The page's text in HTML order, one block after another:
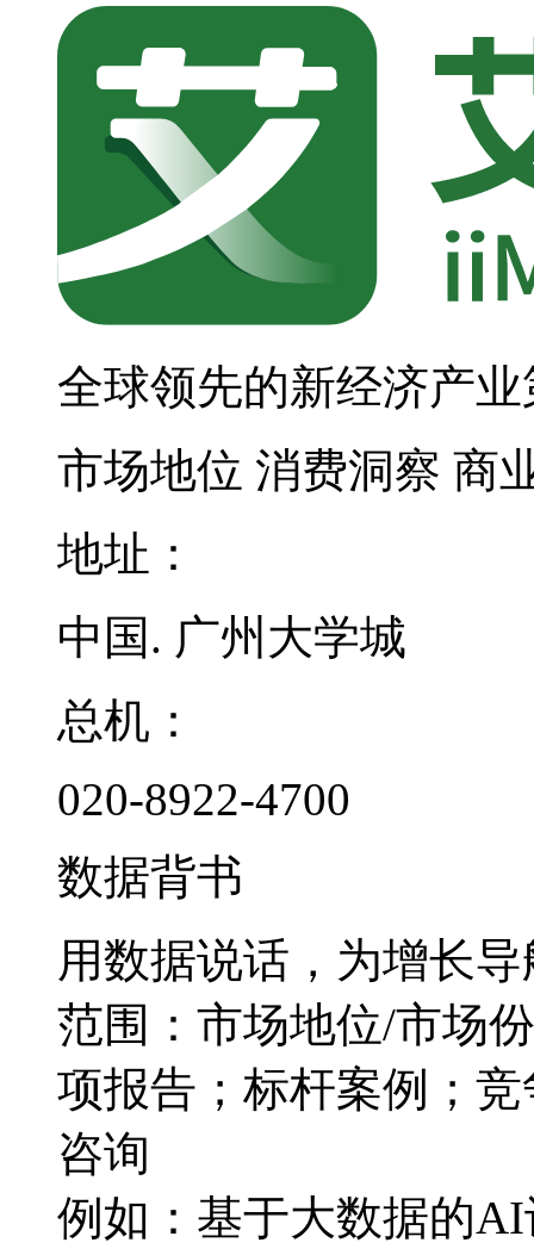
全球领先的新经济产
市场地位 消费洞察 商
地址：
中国. 广州大学城
总机：
020-8922-4700
数据背书
用数据说话，为增长导
范围：市场地位/市场
项报告；标杆案例；
咨询
例如：基于大数据的